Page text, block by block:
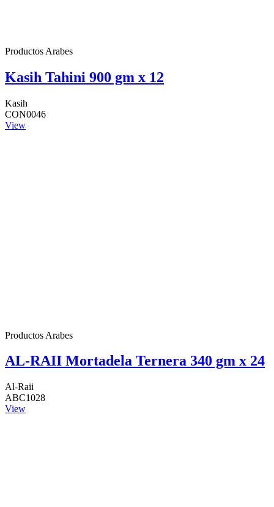
Productos Arabes
Kasih Tahini 900 gm x 12
Kasih
CON0046
View
Productos Arabes
AL-RAII Mortadela Ternera 340 gm x 24
Al-Raii
ABC1028
View